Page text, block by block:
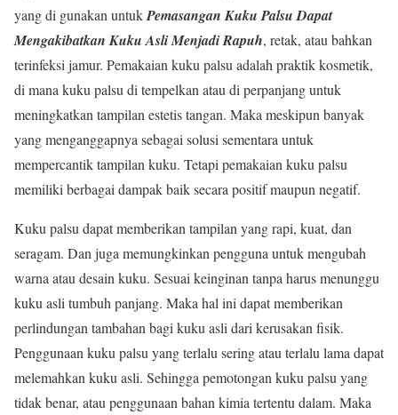
yang di gunakan untukPemasangan Kuku Palsu Dapat
Mengakibatkan Kuku Asli Menjadi Rapuh, retak, atau bahkan
terinfeksi jamur. Pemakaian kuku palsu adalah praktik kosmetik,
di mana kuku palsu di tempelkan atau di perpanjang untuk
meningkatkan tampilan estetis tangan. Maka meskipun banyak
yang menganggapnya sebagai solusi sementara untuk
mempercantik tampilan kuku. Tetapi pemakaian kuku palsu
memiliki berbagai dampak baik secara positif maupun negatif.
Kuku palsu dapat memberikan tampilan yang rapi, kuat, dan
seragam. Dan juga memungkinkan pengguna untuk mengubah
warna atau desain kuku. Sesuai keinginan tanpa harus menunggu
kuku asli tumbuh panjang. Maka hal ini dapat memberikan
perlindungan tambahan bagi kuku asli dari kerusakan fisik.
Penggunaan kuku palsu yang terlalu sering atau terlalu lama dapat
melemahkan kuku asli. Sehingga pemotongan kuku palsu yang
tidak benar, atau penggunaan bahan kimia tertentu dalam. Maka